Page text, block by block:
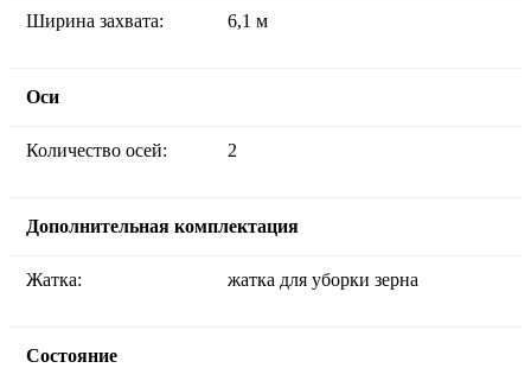
Ширина захвата: 6,1 м
Оси
Количество осей: 2
Дополнительная комплектация
Жатка: жатка для уборки зерна
Состояние